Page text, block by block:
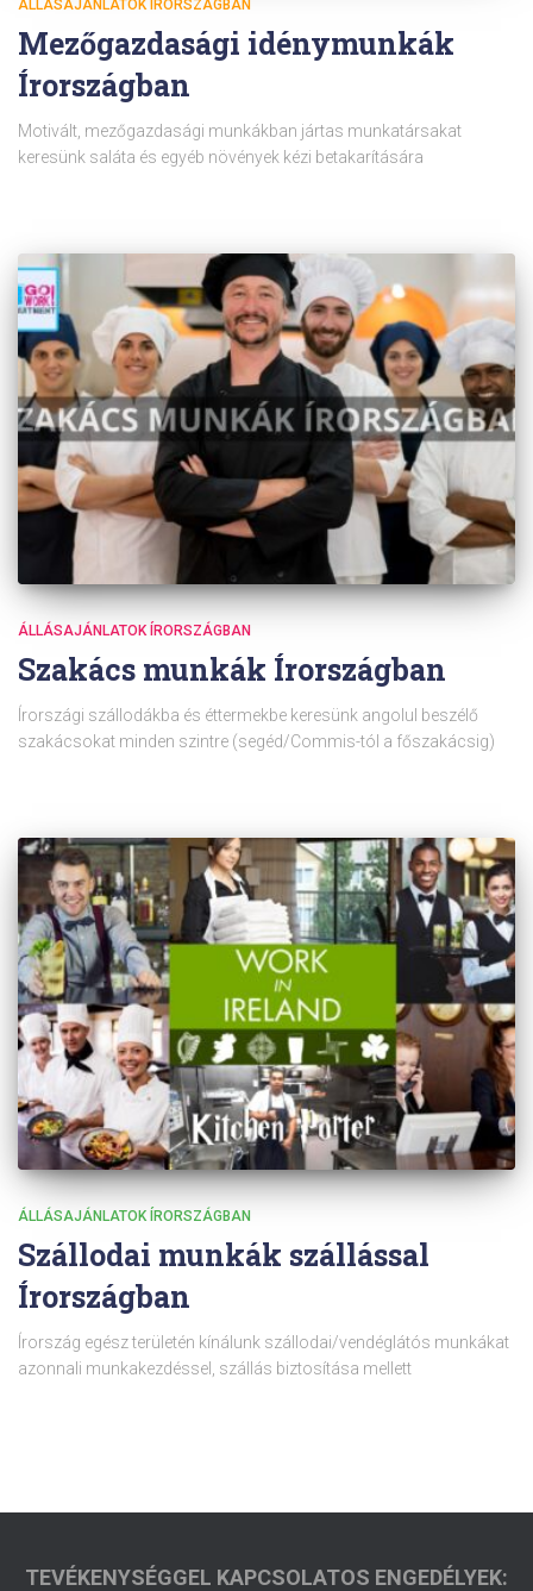
ÁLLÁSAJÁNLATOK ÍRORSZÁGBAN
Mezőgazdasági idénymunkák
Írországban
Motivált, mezőgazdasági munkákban jártas munkatársakat
keresünk saláta és egyéb növények kézi betakarítására
ÁLLÁSAJÁNLATOK ÍRORSZÁGBAN
Szakács munkák Írországban
Írországi szállodákba és éttermekbe keresünk angolul beszélő
szakácsokat minden szintre (segéd/Commis-tól a főszakácsig)
ÁLLÁSAJÁNLATOK ÍRORSZÁGBAN
Szállodai munkák szállással
Írországban
Írország egész területén kínálunk szállodai/vendéglátós munkákat
azonnali munkakezdéssel, szállás biztosítása mellett
TEVÉKENYSÉGGEL KAPCSOLATOS ENGEDÉLYEK: